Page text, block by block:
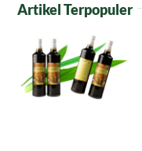
Artikel Terpopuler